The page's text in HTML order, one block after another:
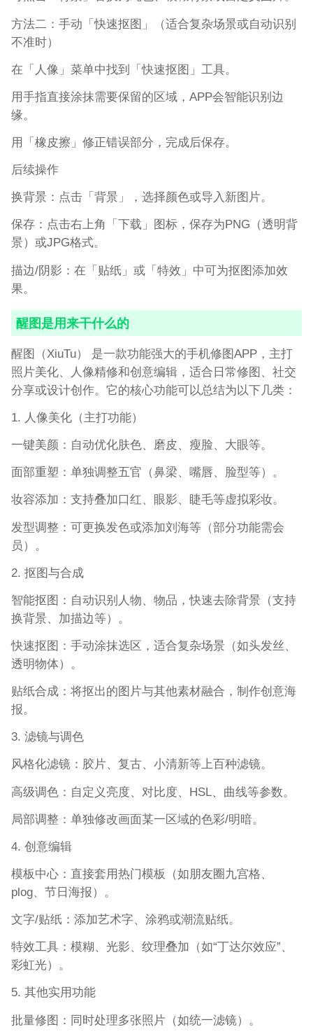
方法二：手动「快速抠图」（适合复杂场景或自动识别
不准时）
在「人像」菜单中找到「快速抠图」工具。
用手指直接涂抹需要保留的区域，APP会智能识别边
缘。
用「橡皮擦」修正错误部分，完成后保存。
后续操作
换背景：点击「背景」，选择颜色或导入新图片。
保存：点击右上角「下载」图标，保存为PNG（透明背
景）或JPG格式。
描边/阴影：在「贴纸」或「特效」中可为抠图添加效
果。
醒图是用来干什么的
醒图（XiuTu） 是一款功能强大的手机修图APP，主打
照片美化、人像精修和创意编辑，适合日常修图、社交
分享或设计创作。它的核心功能可以总结为以下几类：
1. 人像美化（主打功能）
一键美颜：自动优化肤色、磨皮、瘦脸、大眼等。
面部重塑：单独调整五官（鼻梁、嘴唇、脸型等）。
妆容添加：支持叠加口红、眼影、睫毛等虚拟彩妆。
发型调整：可更换发色或添加刘海等（部分功能需会
员）。
2. 抠图与合成
智能抠图：自动识别人物、物品，快速去除背景（支持
换背景、加描边等）。
快速抠图：手动涂抹选区，适合复杂场景（如头发丝、
透明物体）。
贴纸合成：将抠出的图片与其他素材融合，制作创意海
报。
3. 滤镜与调色
风格化滤镜：胶片、复古、小清新等上百种滤镜。
高级调色：自定义亮度、对比度、HSL、曲线等参数。
局部调整：单独修改画面某一区域的色彩/明暗。
4. 创意编辑
模板中心：直接套用热门模板（如朋友圈九宫格、
plog、节日海报）。
文字/贴纸：添加艺术字、涂鸦或潮流贴纸。
特效工具：模糊、光影、纹理叠加（如“丁达尔效应”、
彩虹光）。
5. 其他实用功能
批量修图：同时处理多张照片（如统一滤镜）。